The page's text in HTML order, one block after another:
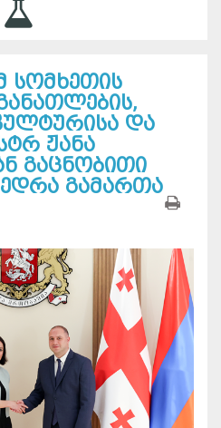
სომხეთის
და
ჟანა
გაცნობითი
გამართა